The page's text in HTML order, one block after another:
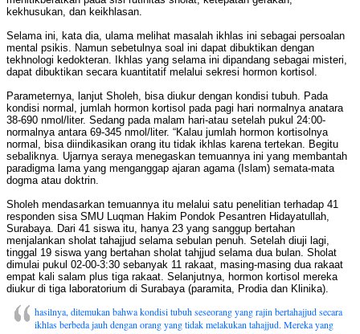
kekhusukan, dan keikhlasan.
Selama ini, kata dia, ulama melihat masalah ikhlas ini sebagai persoalan
mental psikis. Namun sebetulnya soal ini dapat dibuktikan dengan
tekhnologi kedokteran. Ikhlas yang selama ini dipandang sebagai misteri,
dapat dibuktikan secara kuantitatif melalui sekresi hormon kortisol.
Parameternya, lanjut Sholeh, bisa diukur dengan kondisi tubuh. Pada
kondisi normal, jumlah hormon kortisol pada pagi hari normalnya anatara
38-690 nmol/liter. Sedang pada malam hari-atau setelah pukul 24:00-
normalnya antara 69-345 nmol/liter. “Kalau jumlah hormon kortisolnya
normal, bisa diindikasikan orang itu tidak ikhlas karena tertekan. Begitu
sebaliknya. Ujarnya seraya menegaskan temuannya ini yang membantah
paradigma lama yang menganggap ajaran agama (Islam) semata-mata
dogma atau doktrin.
Sholeh mendasarkan temuannya itu melalui satu penelitian terhadap 41
responden sisa SMU Luqman Hakim Pondok Pesantren Hidayatullah,
Surabaya. Dari 41 siswa itu, hanya 23 yang sanggup bertahan
menjalankan sholat tahajjud selama sebulan penuh. Setelah diuji lagi,
tinggal 19 siswa yang bertahan sholat tahjjud selama dua bulan. Sholat
dimulai pukul 02-00-3:30 sebanyak 11 rakaat, masing-masing dua rakaat
empat kali salam plus tiga rakaat. Selanjutnya, hormon kortisol mereka
diukur di tiga laboratorium di Surabaya (paramita, Prodia dan Klinika).
hasilnya, ditemukan bahwa kondisi tubuh seseorang yang rajin bertahajjud secara
ikhlas berbeda jauh dengan orang yang tidak melakukan tahajjud. Mereka yang